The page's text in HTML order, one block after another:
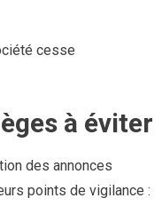
cesse
à éviter
des annonces
points de vigilance :